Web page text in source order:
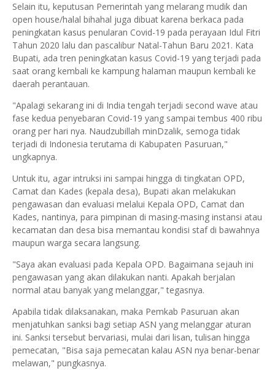
Selain itu, keputusan Pemerintah yang melarang mudik dan
open house/halal bihahal juga dibuat karena berkaca pada
peningkatan kasus penularan Covid-19 pada perayaan Idul Fitri
Tahun 2020 lalu dan pascalibur Natal-Tahun Baru 2021. Kata
Bupati, ada tren peningkatan kasus Covid-19 yang terjadi pada
saat orang kembali ke kampung halaman maupun kembali ke
daerah perantauan.
"Apalagi sekarang ini di India tengah terjadi second wave atau
fase kedua penyebaran Covid-19 yang sampai tembus 400 ribu
orang per hari nya. Naudzubillah minDzalik, semoga tidak
terjadi di Indonesia terutama di Kabupaten Pasuruan,"
ungkapnya.
Untuk itu, agar intruksi ini sampai hingga di tingkatan OPD,
Camat dan Kades (kepala desa), Bupati akan melakukan
pengawasan dan evaluasi melalui Kepala OPD, Camat dan
Kades, nantinya, para pimpinan di masing-masing instansi atau
kecamatan dan desa bisa memantau kondisi staf di bawahnya
maupun warga secara langsung.
"Saya akan evaluasi pada Kepala OPD. Bagaimana sejauh ini
pengawasan yang akan dilakukan nanti. Apakah berjalan
normal atau banyak yang melanggar," tegasnya.
Apabila tidak dilaksanakan, maka Pemkab Pasuruan akan
menjatuhkan sanksi bagi setiap ASN yang melanggar aturan
ini. Sanksi tersebut bervariasi, mulai dari lisan, tulisan hingga
pemecatan, "Bisa saja pemecatan kalau ASN nya benar-benar
melawan," pungkasnya.